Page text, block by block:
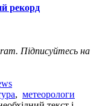
рекорд
Підписуйтесь на
, метеорологи